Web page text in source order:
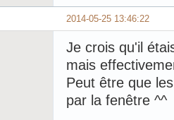
2014-05-25 13:46:22
Je crois qu'il
mais
Peut être que
par la fenêtre ^^